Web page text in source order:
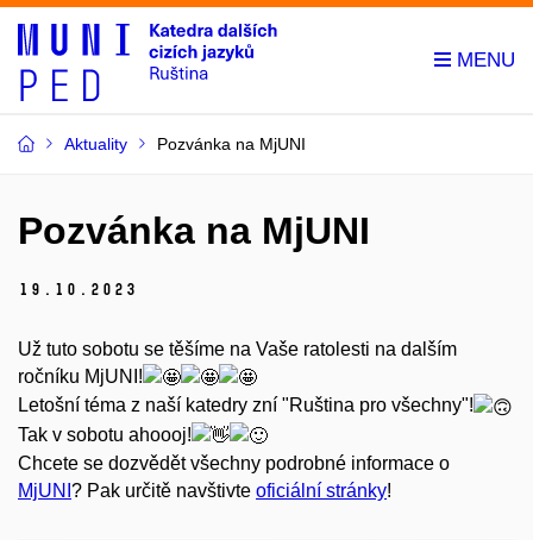
Aktuality Pozvánka na MjUNI
Pozvánka na MjUNI
19. 10. 2023
Už tuto sobotu se těšíme na Vaše ratolesti na dalším
ročníku MjUNI!
Letošní téma z naší katedry zní "Ruština pro všechny"!
Tak v sobotu ahoooj!
Chcete se dozvědět všechny podrobné informace o
MjUNI ? Pak určitě navštivte oficiální stránky!